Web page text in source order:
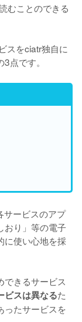
むことのできる
スをciatr独自に
点です。
ービスのアプ
おり」等の電子
に使い心地を採
できるサービス
ビスは異なるた
ったサービスを